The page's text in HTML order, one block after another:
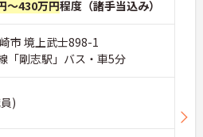
～430万円程度（諸手当込み）
市 境上武士898-1
「剛志駅」バス・車5分
)